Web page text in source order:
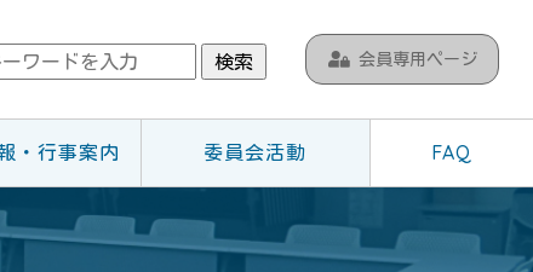
検索 会員専用ページ
・行事案内 委員会活動 FAQ